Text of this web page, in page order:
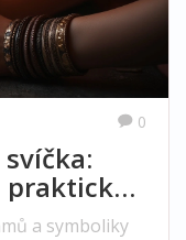
0
praktické
a symboliky